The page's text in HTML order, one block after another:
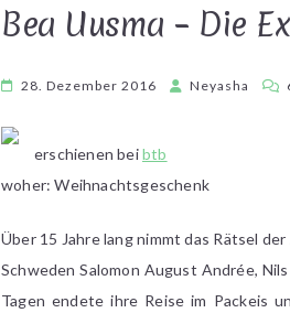
Bea Uusma – Die
28. Dezember 2016 Neyasha
erschienen beibtb
woher: Weihnachtsgeschenk
Über 15 Jahre lang nimmt das Rätsel
Schweden Salomon August Andrée,
Tagen endete ihre Reise im Packeis